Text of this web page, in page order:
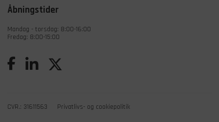
Åbningstider
Mandag - torsdag: 8:00-16:00
Fredag: 8:00-15:00
CVR.: 31611563 Privatlivs- og cookiepolitik